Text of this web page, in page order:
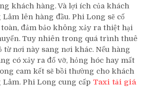
khách hàng. Và lợi ích của khách
lên hàng đầu. Phi Long sẽ cố
đảm bảo không xảy ra thiệt hại
Tuy nhiên trong quá trình thuê
từ nơi này sang nơi khác. Nếu hàng
có xảy ra đổ vỡ, hỏng hóc hay mất
cam kết sẽ bồi thường cho khách
Phi Long cung cấp Taxi tải giá